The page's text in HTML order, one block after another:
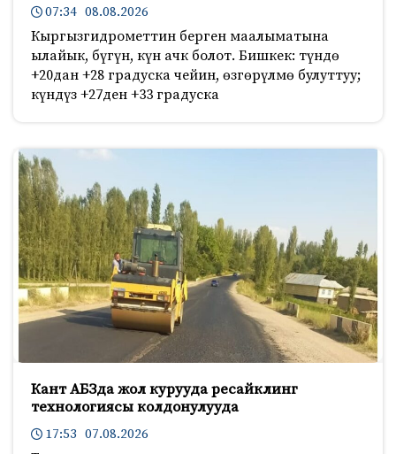
07:34 08.08.2026
Кыргызгидрометтин берген маалыматына
ылайык, бүгүн, күн ачк болот. Бишкек: түндө
+20дан +28 градуска чейин, өзгөрүлмө булуттуу;
күндүз +27ден +33 градуска
Кант АБЗда жол курууда ресайклинг
технологиясы колдонулууда
17:53 07.08.2026